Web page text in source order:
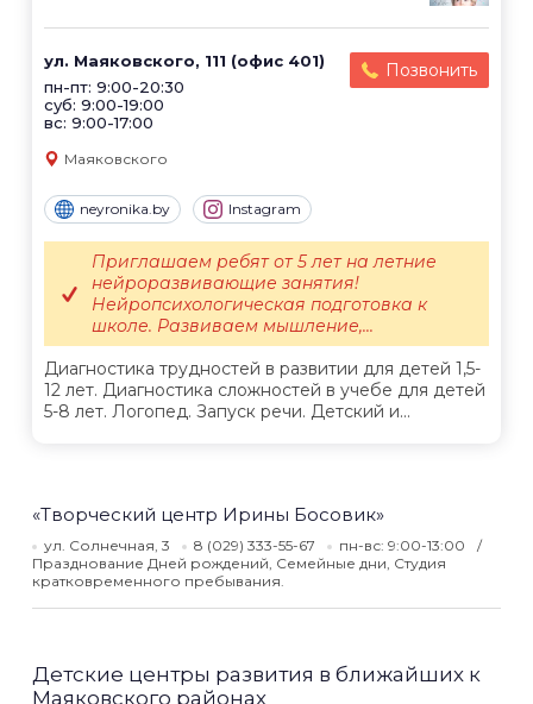
ул. Маяковского, 111 (офис 401)
пн-пт: 9:00-20:30
суб: 9:00-19:00
вс: 9:00-17:00
Позвонить
Маяковского
neyronika.by Instagram
Диагностика трудностей в развитии для детей 1,5-
12 лет. Диагностика сложностей в учебе для детей
5-8 лет. Логопед. Запуск речи. Детский и...
Приглашаем ребят от 5 лет на летние
нейроразвивающие занятия!
Нейропсихологическая подготовка к
школе. Развиваем мышление,...
«Творческий центр Ирины Босовик»
ул. Солнечная, 3 8 (029) 333-55-67
пн-вс: 9:00-13:00
Празднование Дней рождений, Семейные дни, Студия
кратковременного пребывания.
Детские центры развития в ближайших к
Маяковского районах